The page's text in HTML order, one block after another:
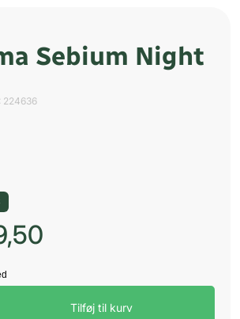
Sebium Night
224636
Tilføj til kurv